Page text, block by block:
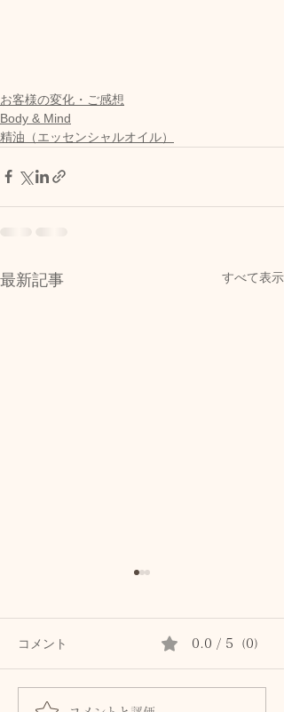
お客様の変化・ご感想
Body & Mind
精油（エッセンシャルオイル）
最新記事 すべて表示
コメント 0.0 / 5（0）